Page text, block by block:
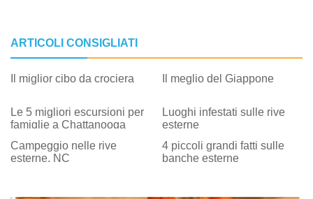
ARTICOLI CONSIGLIATI
Il miglior cibo da crociera Il meglio del Giappone
Le 5 migliori escursioni per
famiglie a Chattanooga
Luoghi infestati sulle rive
esterne
Campeggio nelle rive
esterne, NC
4 piccoli grandi fatti sulle
banche esterne